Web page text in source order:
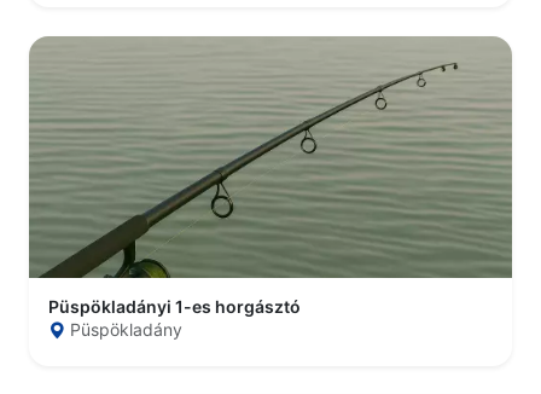
Püspökladányi 1-es horgásztó
Püspökladány